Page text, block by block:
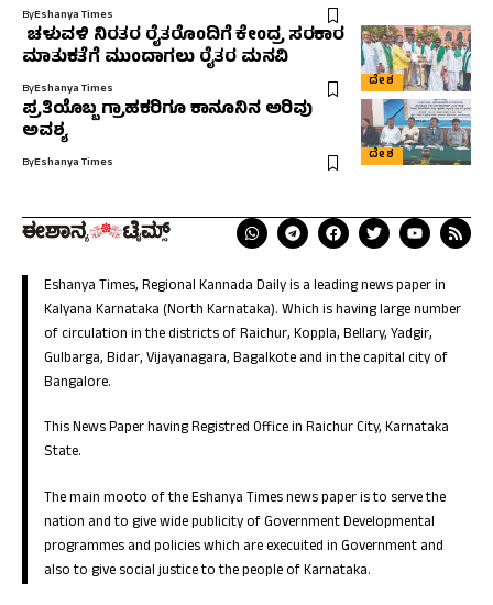
ByEshanya Times
ದೇಶ
ಚಳುವಳಿ ನಿರತರ ರೈತರೊಂದಿಗೆ ಕೇಂದ್ರ ಸರಕಾರ
ಮಾತುಕತೆಗೆ ಮುಂದಾಗಲು ರೈತರ ಮನವಿ
ByEshanya Times
ದೇಶ
ಪ್ರತಿಯೊಬ್ಬ ಗ್ರಾಹಕರಿಗೂ ಕಾನೂನಿನ ಅರಿವು
ಅವಶ್ಯ
ByEshanya Times
Eshanya Times, Regional Kannada Daily is a leading news paper in
Kalyana Karnataka (North Karnataka). Which is having large number
of circulation in the districts of Raichur, Koppla, Bellary, Yadgir,
Gulbarga, Bidar, Vijayanagara, Bagalkote and in the capital city of
Bangalore.
This News Paper having Registred Office in Raichur City, Karnataka
State.
The main mooto of the Eshanya Times news paper is to serve the
nation and to give wide publicity of Government Developmental
programmes and policies which are execuited in Government and
also to give social justice to the people of Karnataka.